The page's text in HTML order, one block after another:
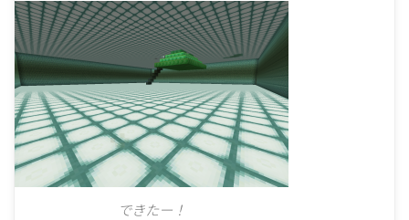
できたー！